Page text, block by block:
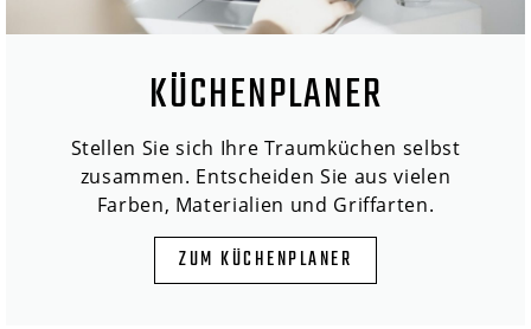
KÜCHENPLANER
Stellen Sie sich Ihre Traumküchen selbst
zusammen. Entscheiden Sie aus vielen
Farben, Materialien und Griffarten.
ZUM KÜCHENPLANER